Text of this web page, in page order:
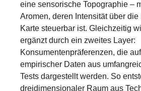
eine sensorische Topographie –
Aromen, deren Intensität über
Karte steuerbar ist. Gleichzeitig
ergänzt durch ein zweites Layer:
Konsumentenpräferenzen, die
empirischer Daten aus
Tests dargestellt werden. So
dreidimensionaler Raum aus